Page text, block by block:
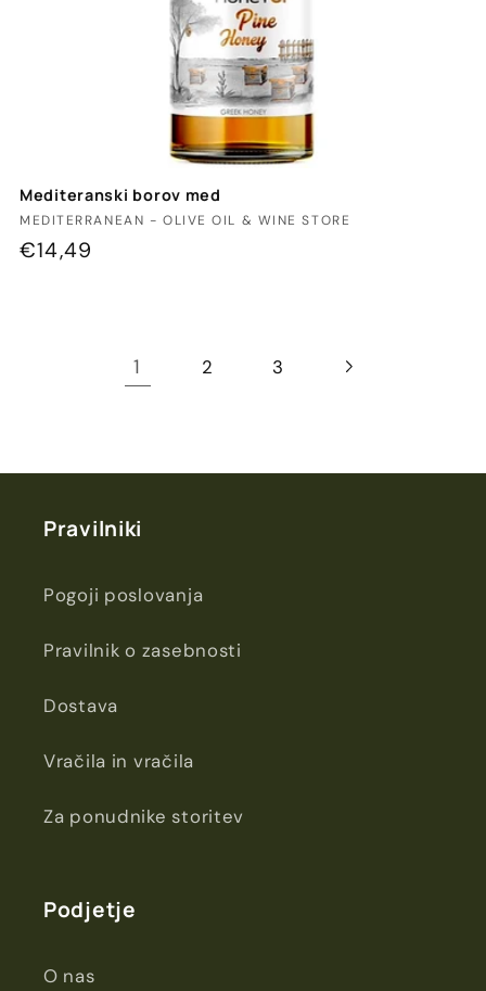
Mediteranski borov med
Ponudnik:
MEDITERRANEAN - OLIVE OIL & WINE STORE
Redna
€14,49
1 2 3
Pravilniki
Pogoji poslovanja
Pravilnik o zasebnosti
Dostava
Vračila in vračila
Za ponudnike storitev
Podjetje
O nas